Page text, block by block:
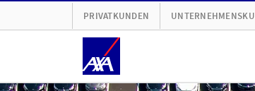
PRIVATKUNDEN